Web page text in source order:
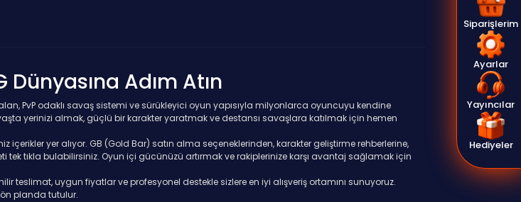
Adım Atın
PvP odaklı savaş sistemi ve sürükleyici oyun yapısıyla milyonlarca oyuncuyu kendine
yerinizi almak, güçlü bir karakter yaratmak ve destansı savaşlara katılmak için hemen
içerikler yer alıyor. GB (Gold Bar) satın alma seçeneklerinden, karakter geliştirme rehberlerine,
tıkla bulabilirsiniz. Oyun içi gücünüzü artırmak ve rakiplerinize karşı avantaj sağlamak için
teslimat, uygun fiyatlar ve profesyonel destekle sizlere en iyi alışveriş ortamını sunuyoruz.
ön planda tutulur.
Siparişlerim
Ayarlar
Yayıncılar
Hediyeler